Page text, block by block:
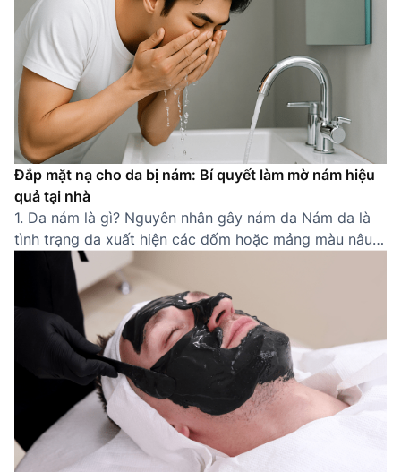
[…]
Đắp mặt nạ cho da bị nám: Bí quyết làm mờ nám hiệu
quả tại nhà
1. Da nám là gì? Nguyên nhân gây nám da Nám da là
tình trạng da xuất hiện các đốm hoặc mảng màu nâu
sẫm do sự gia tăng bất thường của sắc tố melanin.
Thường gặp ở các khu vực dễ tiếp xúc ánh nắng như
gò má, trán, mũi, quanh miệng, nám khiến […]